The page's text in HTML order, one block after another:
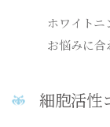
ホワイト
お悩みに合
細胞活性